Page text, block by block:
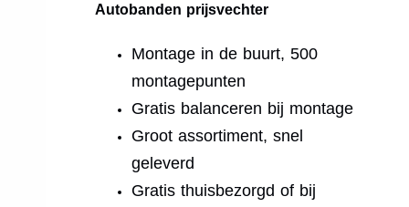
Autobanden prijsvechter
Montage in de buurt, 500
montagepunten
Gratis balanceren bij montage
Groot assortiment, snel
geleverd
Gratis thuisbezorgd of bij